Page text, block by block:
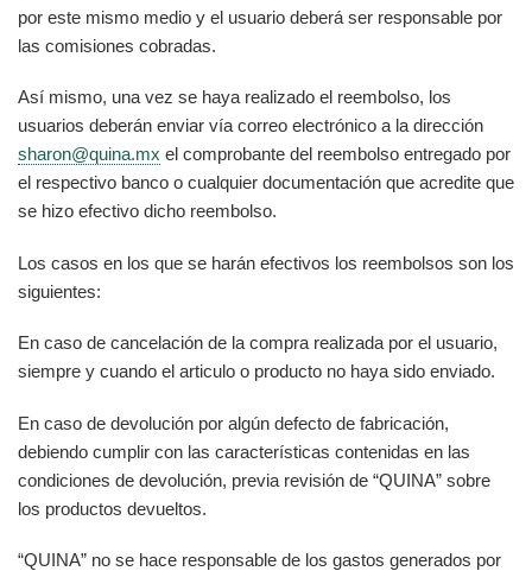
por este mismo medio y el usuario deberá ser responsable por
las comisiones cobradas.
Así mismo, una vez se haya realizado el reembolso, los
usuarios deberán enviar vía correo electrónico a la dirección
sharon@quina.mx el comprobante del reembolso entregado por
el respectivo banco o cualquier documentación que acredite que
se hizo efectivo dicho reembolso.
Los casos en los que se harán efectivos los reembolsos son los
siguientes:
En caso de cancelación de la compra realizada por el usuario,
siempre y cuando el articulo o producto no haya sido enviado.
En caso de devolución por algún defecto de fabricación,
debiendo cumplir con las características contenidas en las
condiciones de devolución, previa revisión de “QUINA” sobre
los productos devueltos.
“QUINA” no se hace responsable de los gastos generados por